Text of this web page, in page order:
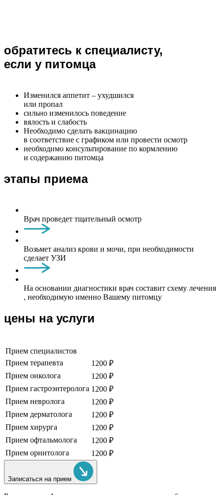
обратитесь к специалисту,
если у питомца
Изменился аппетит – ухудшился
или пропал
сильно изменилось поведение
вялость и слабость
Необходимо сделать вакцинацию
в соответствие с графиком или провести осмотр
необходимо консультирование по кормлению
и содержанию питомца
этапы приема
Врач проведет тщательный осмотр
Возьмет анализ крови и мочи, при необходимости
сделает УЗИ
На основании диагностики врач составит схему лечения
, необходимую именно Вашему питомцу
цены на услуги
Прием специалистов
Прием терапевта
1200 ₽
Прием онколога
1200 ₽
Прием гастроэнтеролога 1200 ₽
Прием невролога
1200 ₽
Прием дерматолога
1200 ₽
Прием хирурга
1200 ₽
Прием офтальмолога
1200 ₽
Прием орнитолога
1200 ₽
Записаться на прием